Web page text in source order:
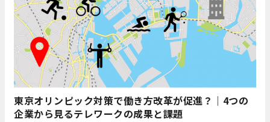
東京オリンピック対策で働き方改革が促進？｜4つの
企業から見るテレワークの成果と課題